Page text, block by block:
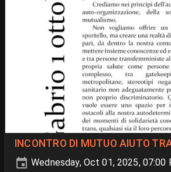
INCONTRO DI MUTUO AIUTO
Wednesday, Oct 01, 2025, 07:00